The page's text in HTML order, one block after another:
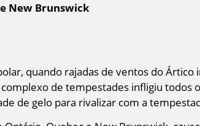
New Brunswick
quando rajadas de ventos do
de tempestades infligiu todos
de gelo para rivalizar com a